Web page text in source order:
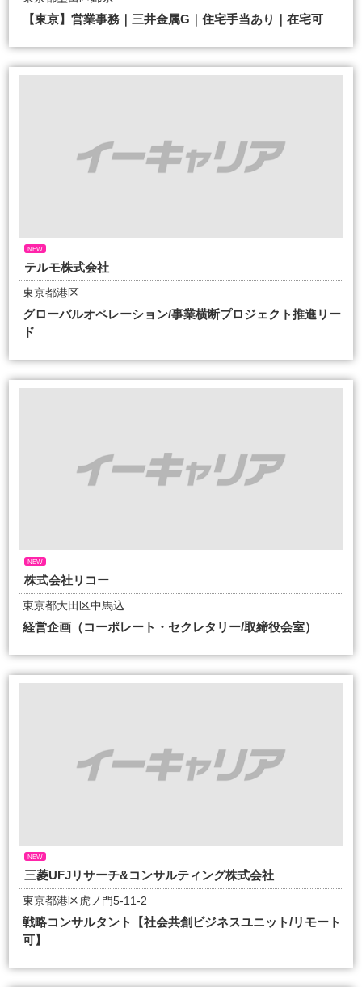
【東京】営業事務｜三井金属G｜住宅手当あり｜在宅可
NEW
テルモ株式会社
東京都港区
グローバルオペレーション/事業横断プロジェクト推進リー
ド
NEW
株式会社リコー
東京都大田区中馬込
経営企画（コーポレート・セクレタリー/取締役会室）
NEW
三菱UFJリサーチ&コンサルティング株式会社
東京都港区虎ノ門5-11-2
戦略コンサルタント【社会共創ビジネスユニット/リモート
可】